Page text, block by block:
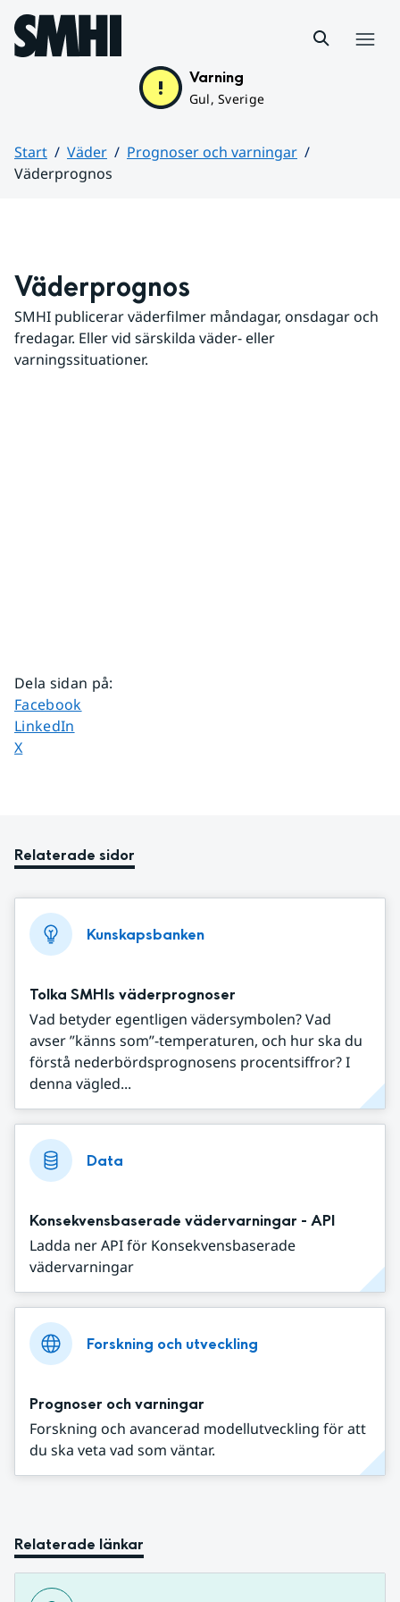
Hoppa till sidans innehåll
Varning
Gul, Sverige
Start Väder
Prognoser och varningar
Väderprognos
Väderprognos
SMHI publicerar väderfilmer måndagar, onsdagar och
fredagar. Eller vid särskilda väder- eller
varningssituationer.
Dela sidan på:
Dela sidan på
Facebook
Dela sidan på
LinkedIn
Dela sidan på
X
Relaterade sidor
Kunskapsbanken
Tolka SMHIs väderprognoser
Vad betyder egentligen vädersymbolen? Vad
avser ”känns som”-temperaturen, och hur ska du
förstå nederbördsprognosens procentsiffror? I
denna vägled...
Data
Konsekvensbaserade vädervarningar - API
Ladda ner API för Konsekvensbaserade
vädervarningar
Forskning och utveckling
Prognoser och varningar
Forskning och avancerad modellutveckling för att
du ska veta vad som väntar.
Relaterade länkar